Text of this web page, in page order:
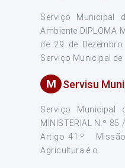
Serviço Municipal
Ambiente DIPLOMA
de 29 de
Serviço Municipal de
M Servisu
Serviço Municipal
MINISTERIAL N.º
Artigo 41.º Missão
Agricultura é o